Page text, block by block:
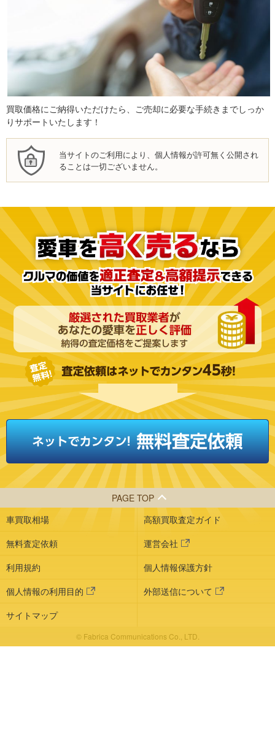
買取価格にご納得いただけたら、ご売却に必要な手続きまでしっか
りサポートいたします！
当サイトのご利用により、個人情報が許可無く公開され
ることは一切ございません。
PAGE TOP
車買取相場
高額買取査定ガイド
無料査定依頼
運営会社
利用規約
個人情報保護方針
個人情報の利用目的
外部送信について
サイトマップ
© Fabrica Communications Co., LTD.